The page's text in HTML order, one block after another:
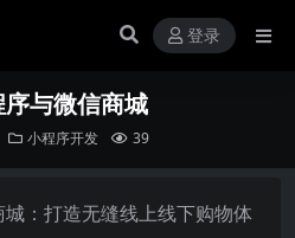
登录
与微信商城
小程序开发 39
：打造无缝线上线下购物体